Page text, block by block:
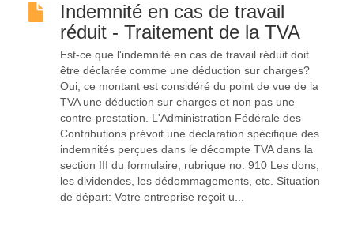
Indemnité en cas de travail
réduit - Traitement de la TVA
Est-ce que l'indemnité en cas de travail réduit doit
être déclarée comme une déduction sur charges?
Oui, ce montant est considéré du point de vue de la
TVA une déduction sur charges et non pas une
contre-prestation. L'Administration Fédérale des
Contributions prévoit une déclaration spécifique des
indemnités perçues dans le décompte TVA dans la
section III du formulaire, rubrique no. 910 Les dons,
les dividendes, les dédommagements, etc. Situation
de départ: Votre entreprise reçoit u...